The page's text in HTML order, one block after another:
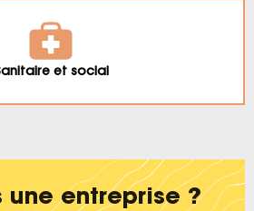
et social
une entreprise ?